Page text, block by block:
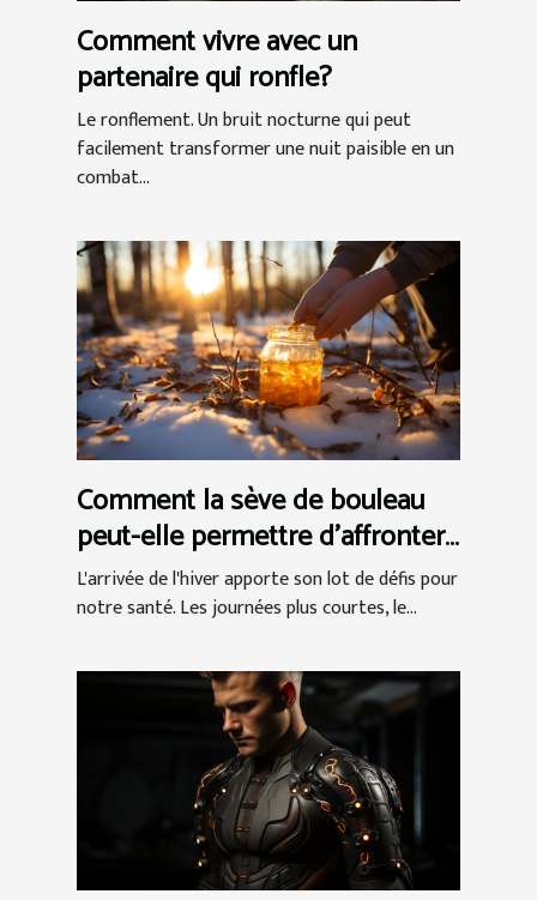
Comment vivre avec un
partenaire qui ronfle?
Le ronflement. Un bruit nocturne qui peut
facilement transformer une nuit paisible en un
combat...
Comment la sève de bouleau
peut-elle permettre d'affronter
efficacement l'hiver ?
L'arrivée de l'hiver apporte son lot de défis pour
notre santé. Les journées plus courtes, le...